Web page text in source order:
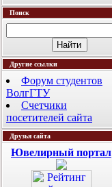
Поиск
Другие ссылки
Форум студентов
ВолгГТУ
Счетчики
посетителей сайта
Друзья сайта
Ювелирный портал